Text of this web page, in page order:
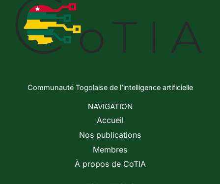
Communauté Togolaise de l’intelligence artificielle
NAVIGATION
Accueil
Nos publications
Membres
À propos de CoTIA